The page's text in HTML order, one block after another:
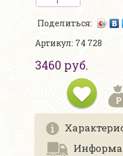
Поделиться:
Артикул: 74 728
3460 руб.